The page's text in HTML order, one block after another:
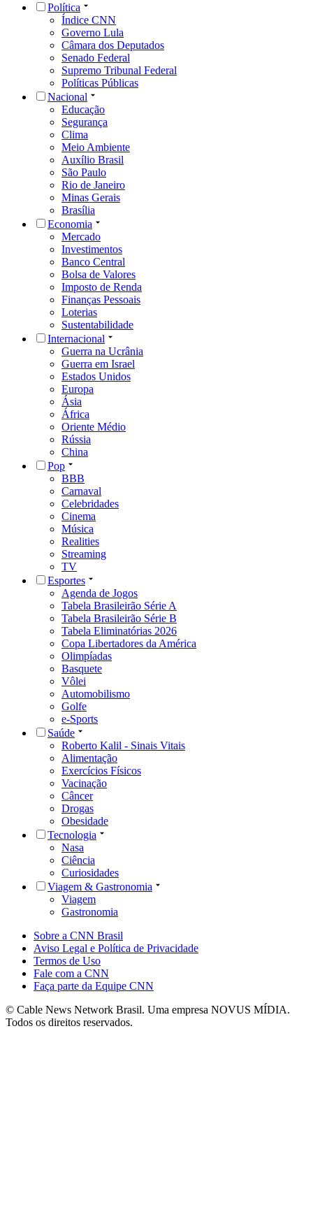
Política
Índice CNN
Governo Lula
Câmara dos Deputados
Senado Federal
Supremo Tribunal Federal
Políticas Públicas
Nacional
Educação
Segurança
Clima
Meio Ambiente
Auxílio Brasil
São Paulo
Rio de Janeiro
Minas Gerais
Brasília
Economia
Mercado
Investimentos
Banco Central
Bolsa de Valores
Imposto de Renda
Finanças Pessoais
Loterias
Sustentabilidade
Internacional
Guerra na Ucrânia
Guerra em Israel
Estados Unidos
Europa
Ásia
África
Oriente Médio
Rússia
China
Pop
BBB
Carnaval
Celebridades
Cinema
Música
Realities
Streaming
TV
Esportes
Agenda de Jogos
Tabela Brasileirão Série A
Tabela Brasileirão Série B
Tabela Eliminatórias 2026
Copa Libertadores da América
Olimpíadas
Basquete
Vôlei
Automobilismo
Golfe
e-Sports
Saúde
Roberto Kalil - Sinais Vitais
Alimentação
Exercícios Físicos
Vacinação
Câncer
Drogas
Obesidade
Tecnologia
Nasa
Ciência
Curiosidades
Viagem & Gastronomia
Viagem
Gastronomia
Sobre a CNN Brasil
Aviso Legal e Política de Privacidade
Termos de Uso
Fale com a CNN
Faça parte da Equipe CNN
© Cable News Network Brasil. Uma empresa NOVUS MÍDIA.
Todos os direitos reservados.